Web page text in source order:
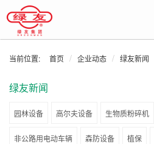
当前位置: 首页 企业动态 绿友新闻
绿友新闻
园林设备 高尔夫设备 生物质粉碎机
非公路用电动车辆 森防设备 植保